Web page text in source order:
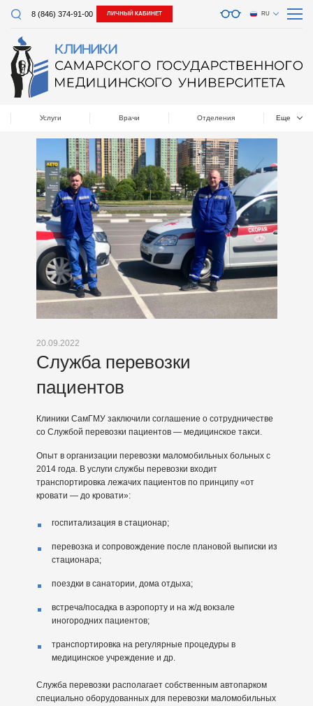
8 (846) 374-91-00 ЛИЧНЫЙ КАБИНЕТ RU
Услуги Врачи Отделения Еще
20.09.2022
Служба перевозки
пациентов
Клиники СамГМУ заключили соглашение о сотрудничестве
со Службой перевозки пациентов — медицинское такси.
Опыт в организации перевозки маломобильных больных с
2014 года. В услуги службы перевозки входит
транспортировка лежачих пациентов по принципу «от
кровати — до кровати»:
госпитализация в стационар;
перевозка и сопровождение после плановой выписки из
стационара;
поездки в санатории, дома отдыха;
встреча/посадка в аэропорту и на ж/д вокзале
иногородних пациентов;
транспортировка на регулярные процедуры в
медицинское учреждение и др.
Служба перевозки располагает собственным автопарком
специально оборудованных для перевозки маломобильных